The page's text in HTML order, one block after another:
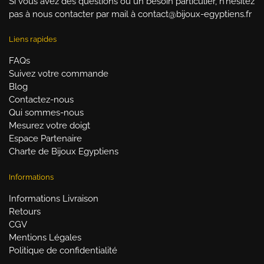
pas à nous contacter par mail à contact@bijoux-egyptiens.fr
Liens rapides
FAQs
Suivez votre commande
Blog
Contactez-nous
Qui sommes-nous
Mesurez votre doigt
Espace Partenaire
Charte de Bijoux Egyptiens
Informations
Informations Livraison
Retours
CGV
Mentions Légales
Politique de confidentialité